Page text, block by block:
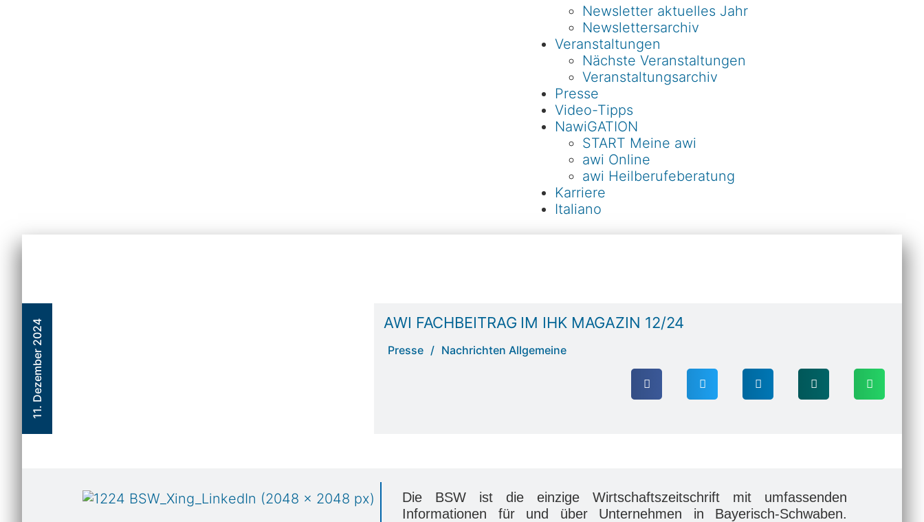
Newsletter aktuelles Jahr
Newslettersarchiv
Veranstaltungen
Nächste Veranstaltungen
Veranstaltungsarchiv
Presse
Video-Tipps
NawiGATION
START Meine awi
awi Online
awi Heilberufeberatung
Karriere
Italiano
11. Dezember 2024 AWI FACHBEITRAG IM IHK MAGAZIN 12/24
Presse / Nachrichten Allgemeine
Die BSW ist die einzige Wirtschaftszeitschrift mit umfassenden
Informationen für und über Unternehmen in Bayerisch-Schwaben.